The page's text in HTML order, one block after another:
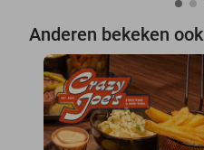
Anderen bekeken ook